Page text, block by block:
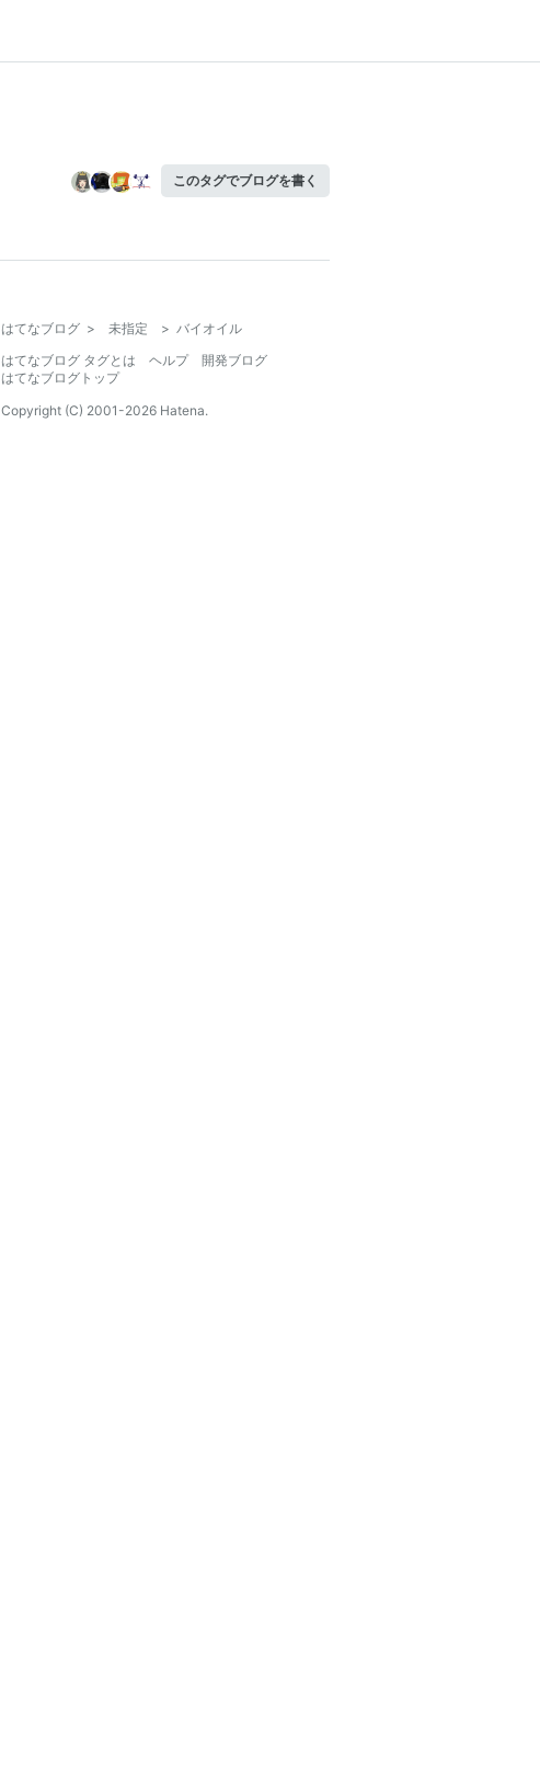
このタグでブログを書く
はてなブログ > 未指定 > バイオイル
はてなブログ タグとは
ヘルプ
開発ブログ
はてなブログトップ
Copyright (C) 2001-2026 Hatena.